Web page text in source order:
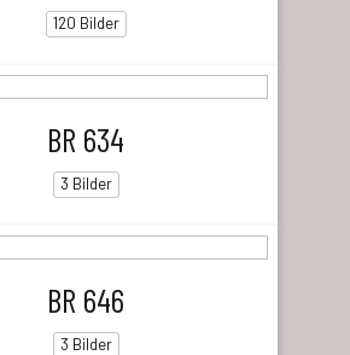
120 Bilder
BR 634
3 Bilder
BR 646
3 Bilder